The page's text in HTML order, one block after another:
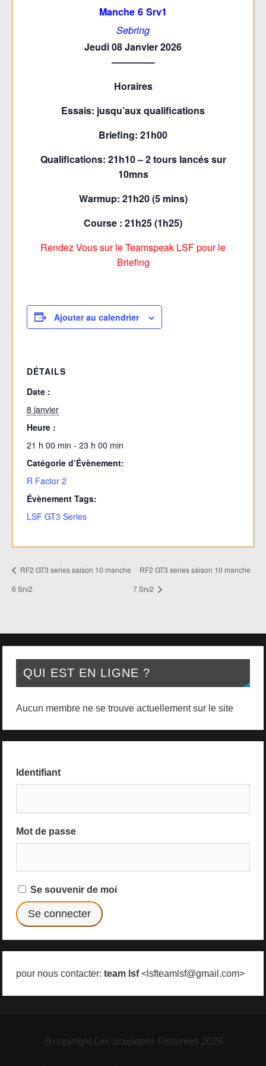
Manche 6 Srv1
Sebring
Jeudi 08 Janvier 2026
————–
Horaires
Essais: jusqu’aux qualifications
Briefing: 21h00
Qualifications: 21h10 – 2 tours lancés sur
10mns
Warmup: 21h20 (5 mins)
Course : 21h25 (1h25)
Rendez Vous sur le Teamspeak LSF pour le
Briefing
Ajouter au calendrier
DÉTAILS
Date :
8 janvier
Heure :
21 h 00 min - 23 h 00 min
Catégorie d’Évènement:
R Factor 2
Évènement Tags:
LSF GT3 Series
RF2 GT3 series saison 10 manche
6 Srv2
RF2 GT3 series saison 10 manche
7 Srv2
QUI EST EN LIGNE ?
Aucun membre ne se trouve actuellement sur le site
Identifiant
Mot de passe
Se souvenir de moi
pour nous contacter: team lsf<lsfteamlsf@gmail.com>
@copyright Les Soupapes Fissurees 2026